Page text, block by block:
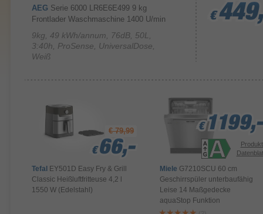
AEG Serie 6000 LR6E6E499 9 kg
Frontlader Waschmaschine 1400 U/min
9kg, 49 kWh/annum, 76dB, 50L,
3:40h, ProSense, UniversalDose,
Weiß
€
€
€
€ 79,99
€ 66,-
€ 66,-
€ 66,-
Tefal EY501D Easy Fry & Grill
Classic Heißluftfritteuse 4,2 l
1550 W (Edelstahl)
€ 1199,-
€ 1199,-
€ 1199,-
Miele G7210SCU 60 cm
Geschirrspüler unterbaufähig
Leise 14 Maßgedecke
aquaStop Funktion